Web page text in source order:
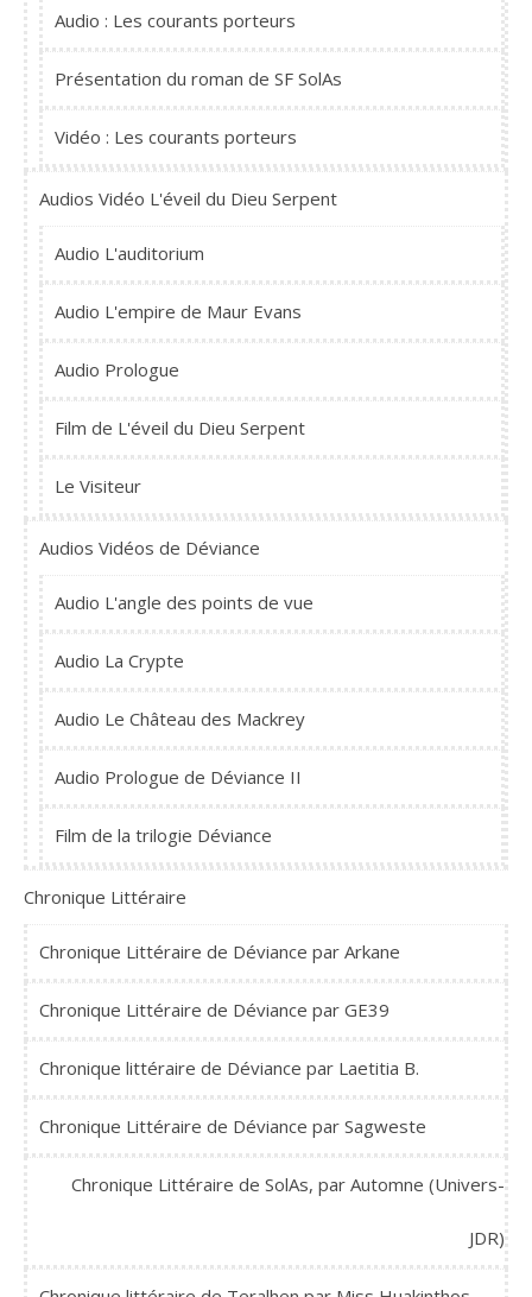
Audio : Les courants porteurs
Présentation du roman de SF SolAs
Vidéo : Les courants porteurs
Audios Vidéo L'éveil du Dieu Serpent
Audio L'auditorium
Audio L'empire de Maur Evans
Audio Prologue
Film de L'éveil du Dieu Serpent
Le Visiteur
Audios Vidéos de Déviance
Audio L'angle des points de vue
Audio La Crypte
Audio Le Château des Mackrey
Audio Prologue de Déviance II
Film de la trilogie Déviance
Chronique Littéraire
Chronique Littéraire de Déviance par Arkane
Chronique Littéraire de Déviance par GE39
Chronique littéraire de Déviance par Laetitia B.
Chronique Littéraire de Déviance par Sagweste
Chronique Littéraire de SolAs, par Automne (Univers-
JDR)